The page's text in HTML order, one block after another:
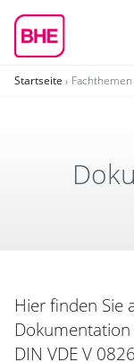
Startseite Fachthemen
Hier finden Sie
DIN VDE V